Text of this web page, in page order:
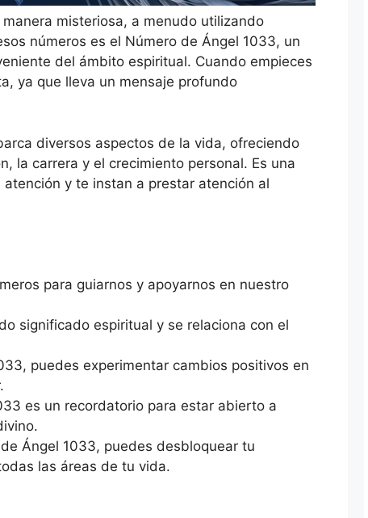
misteriosa, a menudo utilizando
números es el Número de Ángel 1033, un
del ámbito espiritual. Cuando empieces
ya que lleva un mensaje profundo
diversos aspectos de la vida, ofreciendo
la carrera y el crecimiento personal. Es una
y te instan a prestar atención al
para guiarnos y apoyarnos en nuestro
significado espiritual y se relaciona con el
puedes experimentar cambios positivos en
es un recordatorio para estar abierto a
Ángel 1033, puedes desbloquear tu
las áreas de tu vida.